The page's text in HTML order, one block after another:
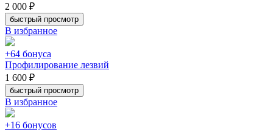
2 000 ₽
быстрый просмотр
В избранное
+64 бонуса
Профилирование лезвий
1 600 ₽
быстрый просмотр
В избранное
+16 бонусов